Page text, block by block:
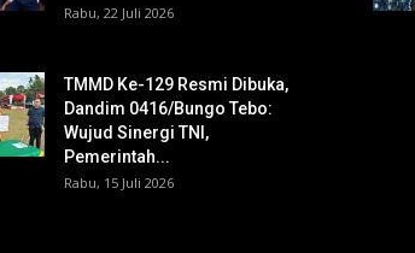
Rabu, 22 Juli 2026
TMMD Ke-129 Resmi Dibuka,
Dandim 0416/Bungo Tebo:
Wujud Sinergi TNI,
Pemerintah...
Rabu, 15 Juli 2026